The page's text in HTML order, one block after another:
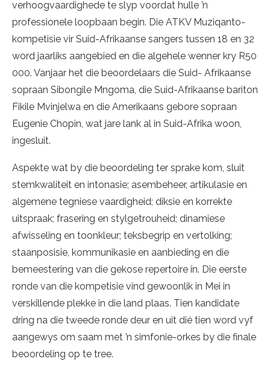
verhoogvaardighede te slyp voordat hulle ’n
professionele loopbaan begin. Die ATKV Muziqanto-
kompetisie vir Suid-Afrikaanse sangers tussen 18 en 32
word jaarliks aangebied en die algehele wenner kry R50
000. Vanjaar het die beoordelaars die Suid- Afrikaanse
sopraan Sibongile Mngoma, die Suid-Afrikaanse bariton
Fikile Mvinjelwa en die Amerikaans gebore sopraan
Eugenie Chopin, wat jare lank al in Suid-Afrika woon,
ingesluit.
Aspekte wat by die beoordeling ter sprake kom, sluit
stemkwaliteit en intonasie; asembeheer, artikulasie en
algemene tegniese vaardigheid; diksie en korrekte
uitspraak; frasering en stylgetrouheid; dinamiese
afwisseling en toonkleur; teksbegrip en vertolking;
staanposisie, kommunikasie en aanbieding en die
bemeestering van die gekose repertoire in. Die eerste
ronde van die kompetisie vind gewoonlik in Mei in
verskillende plekke in die land plaas. Tien kandidate
dring na die tweede ronde deur en uit dié tien word vyf
aangewys om saam met ’n simfonie-orkes by die finale
beoordeling op te tree.